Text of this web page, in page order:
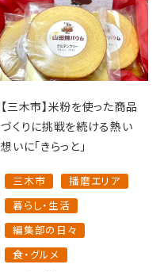
【三木市】米粉を使った商品
づくりに挑戦を続ける熱い
想いに「きらっと」
三木市 播磨エリア
暮らし・生活
編集部の日々
食・グルメ